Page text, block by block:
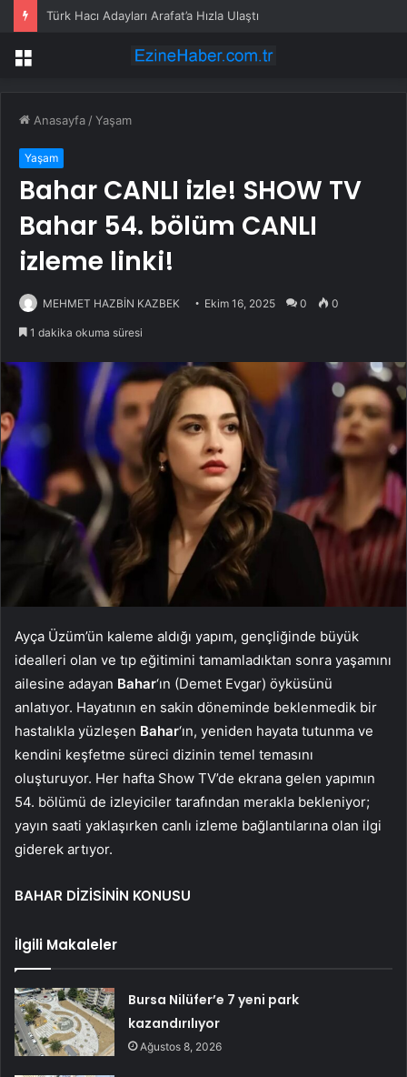
Türk Hacı Adayları Arafat’a Hızla Ulaştı
Menü
Anasayfa /Yaşam
Yaşam
Bahar CANLI izle! SHOW TV
Bahar 54. bölüm CANLI
izleme linki!
MEHMET HAZBİN KAZBEK Ekim 16, 2025 0 0
1 dakika okuma süresi
Ayça Üzüm’ün kaleme aldığı yapım, gençliğinde büyük
idealleri olan ve tıp eğitimini tamamladıktan sonra yaşamını
ailesine adayan Bahar‘ın (Demet Evgar) öyküsünü
anlatıyor. Hayatının en sakin döneminde beklenmedik bir
hastalıkla yüzleşen Bahar‘ın, yeniden hayata tutunma ve
kendini keşfetme süreci dizinin temel temasını
oluşturuyor. Her hafta Show TV’de ekrana gelen yapımın
54. bölümü de izleyiciler tarafından merakla bekleniyor;
yayın saati yaklaşırken canlı izleme bağlantılarına olan ilgi
giderek artıyor.
BAHAR DİZİSİNİN KONUSU
İlgili Makaleler
Bursa Nilüfer’e 7 yeni park
kazandırılıyor
Ağustos 8, 2026